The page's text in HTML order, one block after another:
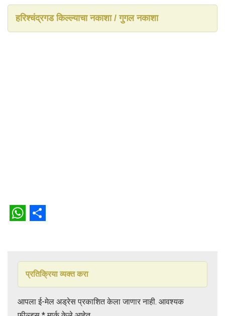
हरिश्चंद्रगड किल्ल्याचा नकाशा / गुगल नकाशा
a
A
a
r
e
प्रतिक्रिया व्यक्त करा
आपला ई-मेल अड्रेस प्रकाशित केला जाणार नाही. आवश्यक